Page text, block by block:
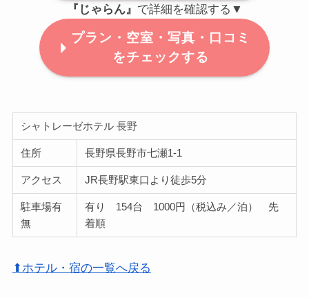
『じゃらん』 で詳細を確認する▼
プラン・空室・写真・口コミ
をチェックする
シャトレーゼホテル 長野
住所 長野県長野市七瀬1-1
アクセス JR長野駅東口より徒歩5分
駐車場有
無
有り 154台 1000円（税込み／泊） 先
着順
⬆ホテル・宿の一覧へ戻る